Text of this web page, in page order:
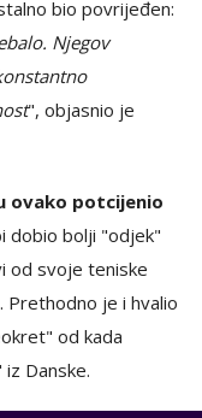
bio povrijeđen:
Njegov
", objasnio je
ovako potcijenio
dobio bolji "odjek"
od svoje teniske
Prethodno je i hvalio
od kada
Danske.